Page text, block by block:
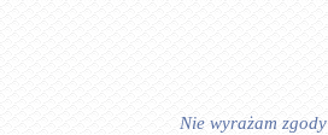
Nie wyrażam